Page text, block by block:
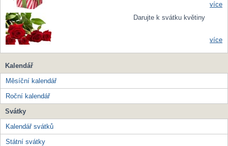
více
Darujte k svátku květiny
více
Kalendář
Měsíční kalendář
Roční kalendář
Svátky
Kalendář svátků
Státní svátky